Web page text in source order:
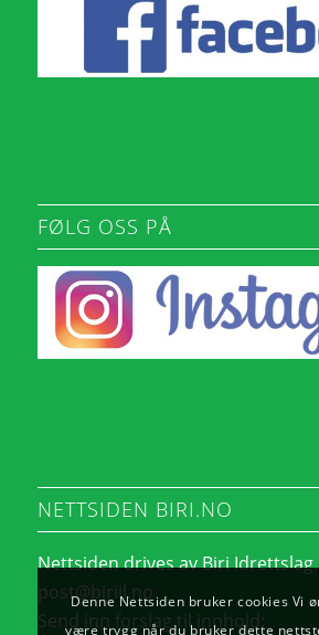
FØLG OSS PÅ
NETTSIDEN BIRI.NO
Nettsiden drives av Biri Idrettslag.
post@biriil.no
Send inn forslag til innhold:
Denne Nettsiden bruker cookies Vi
være trygg når du bruker dette